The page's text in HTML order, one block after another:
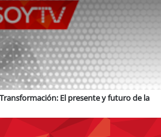
El presente y futuro de la